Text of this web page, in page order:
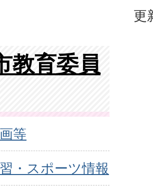
更
教育委員
等
・スポーツ情報